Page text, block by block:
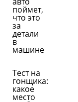
поймет,
что это
за
детали
в
машине
Тест на
гонщика:
какое
место